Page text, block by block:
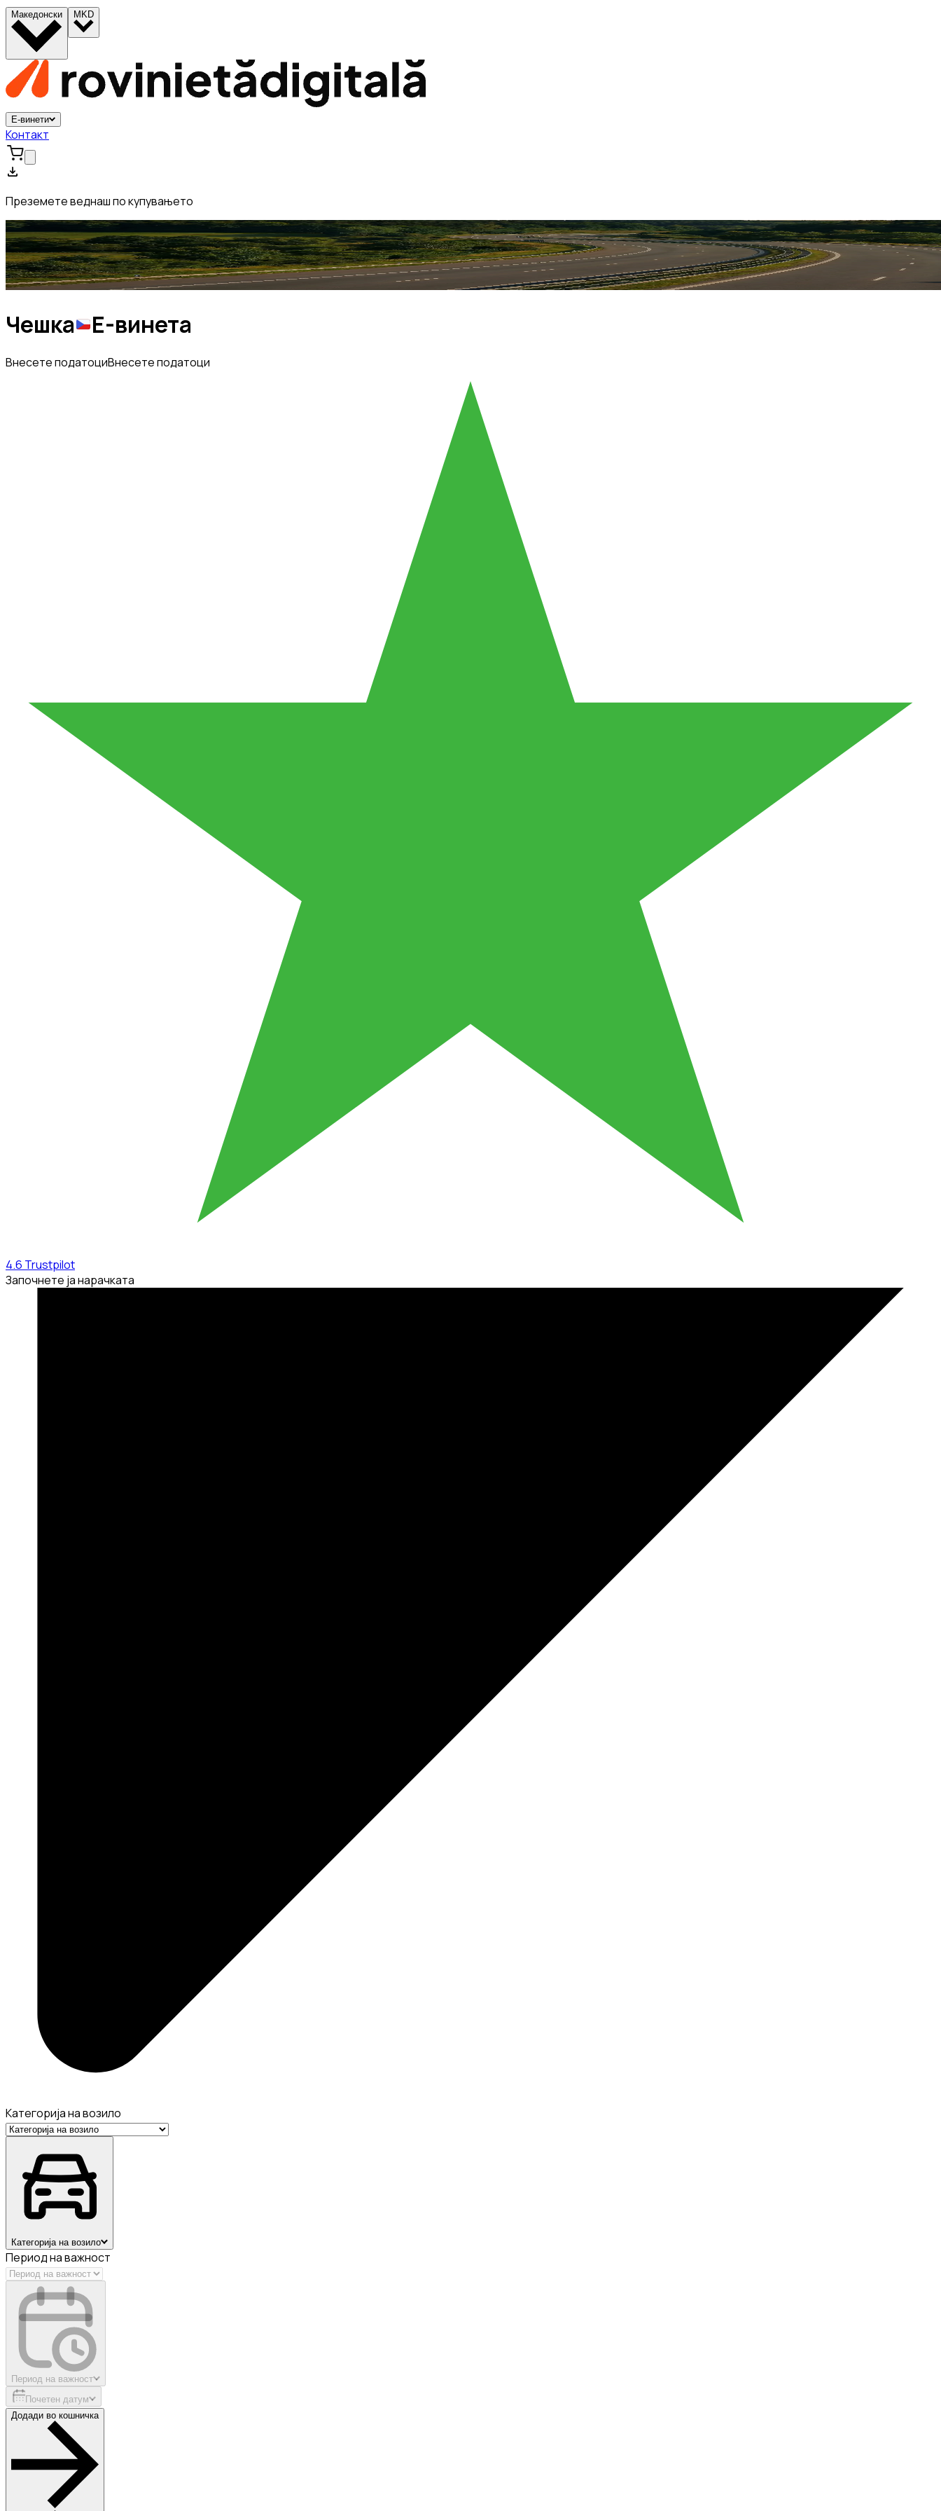
Македонски MKD
Е-винети
Контакт
Преземете веднаш по купувањето
Чешка Е-винета
Внесете податоциВнесете податоци
4.6 Trustpilot
Започнете ја нарачката
Категорија на возило
Категорија на возило
Период на важност
Период на важност
Почетен датум
Додади во кошничка